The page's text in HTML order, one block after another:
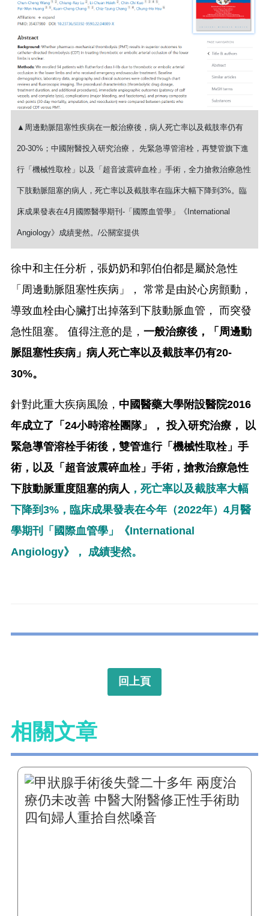
▲周邊動脈阻塞性疾病在一般治療後，病人死亡率以及截肢率仍有
20-30%；中國附醫投入研究治療， 先緊急導管溶栓，再雙管旗下進
行「機械性取栓」以及「超音波震碎血栓」手術，全力搶救治療急性
下肢動脈阻塞的病人，死亡率以及截肢率在臨床大幅下降到3%。臨
床成果發表在4月國際醫學期刊-「國際血管學」《International
Angiology》成績斐然。/公關室提供
徐中和主任分析，張奶奶和郭伯伯都是屬於急性
「周邊動脈阻塞性疾病」， 常常是由於心房顫動，
導致血栓由心臟打出掉落到下肢動脈血管， 而突發
急性阻塞。 值得注意的是， 一般治療後，「周邊動
脈阻塞性疾病」病人死亡率以及截肢率仍有20-
30%。
針對此重大疾病風險， 中國醫藥大學附設醫院2016
年成立了「24小時溶栓團隊」， 投入研究治療， 以
緊急導管溶栓手術後，雙管進行「機械性取栓」手
術，以及「超音波震碎血栓」手術，搶救治療急性
下肢動脈重度阻塞的病人 ，死亡率以及截肢率大幅
下降到3%，臨床成果發表在今年（2022年）4月醫
學期刊「國際血管學」《International
Angiology》， 成績斐然。
回上頁
相關文章